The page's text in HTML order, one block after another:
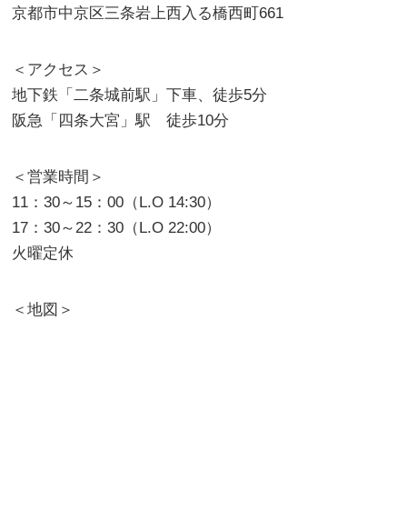
京都市中京区三条岩上西入る橋西町661
＜アクセス＞
地下鉄「二条城前駅」下車、徒歩5分
阪急「四条大宮」駅 徒歩10分
＜営業時間＞
11：30～15：00（L.O 14:30）
17：30～22：30（L.O 22:00）
火曜定休
＜地図＞